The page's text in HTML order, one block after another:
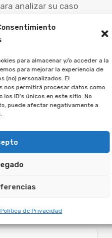
para almacenar y/o acceder a la
para mejorar la experiencia de
(no) personalizados. El
nos permitirá procesar datos como
los ID's únicos en este sitio. No
puede afectar negativamente a
Política de Privacidad
analizar su caso
afectados a
únete a la
en detalle.
Abusivos